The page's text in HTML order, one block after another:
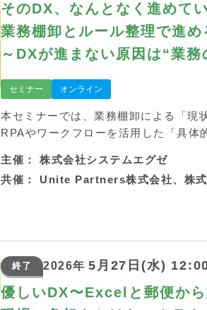
そのDX、なんとなく進めて
業務棚卸とルール整理で進
～DXが進まない原因は“業務
情シスが主導する棚卸×ルー
セミナー オンライン
本セミナーでは、業務棚卸による「現
RPAやワークフローを活用した「具体
主催：
株式会社システムエグゼ
共催：
Unite Partners株式会社、株式
終了 2026年 5月27日(水)
優しいDX〜Excelと郵便から